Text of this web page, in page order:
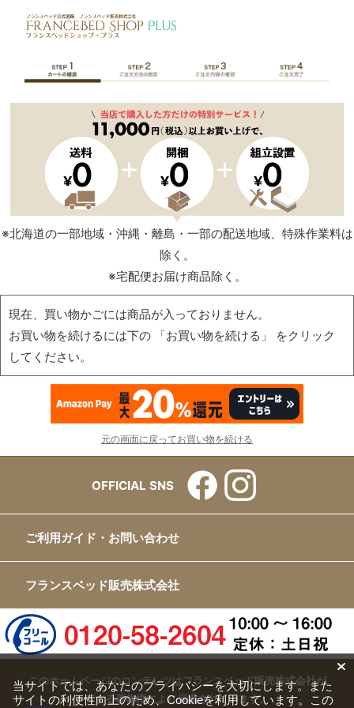
※北海道の一部地域・沖縄・離島・一部の配送地域、特殊作業料は
除く。
※宅配便お届け商品除く。
現在、買い物かごには商品が入っておりません。
お買い物を続けるには下の 「お買い物を続ける」 をクリック
してください。
元の画面に戻ってお買い物を続ける
OFFICIAL SNS
ご利用ガイド・お問い合わせ
フランスベッド販売株式会社
このホームページのコンテンツはフランスベッド販売株式会社が
有する著作権により保護されています。
当サイトでは、あなたのプライバシーを大切にします。また
サイトの利便性向上のため、Cookieを利用しています。この